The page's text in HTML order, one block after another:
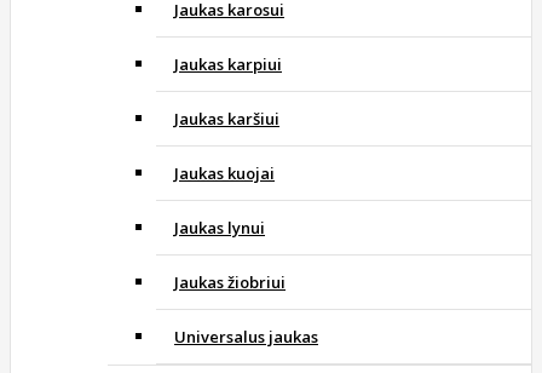
Jaukas karosui
Jaukas karpiui
Jaukas karšiui
Jaukas kuojai
Jaukas lynui
Jaukas žiobriui
Universalus jaukas